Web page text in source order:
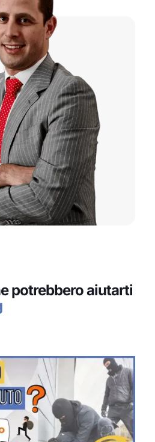
potrebbero aiutarti